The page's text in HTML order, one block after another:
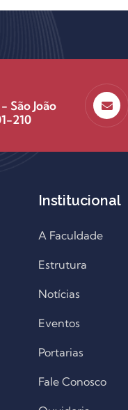
São João
210
Institucional
A Faculdade
Estrutura
Notícias
Eventos
Portarias
Fale Conosco